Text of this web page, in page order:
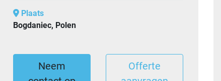
Plaats
Bogdaniec, Polen
Neem
Offerte